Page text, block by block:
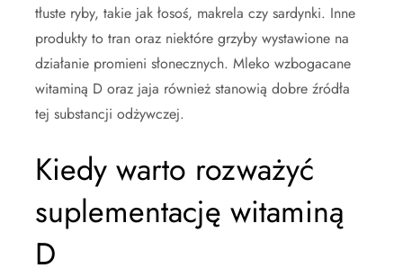
tłuste ryby, takie jak łosoś, makrela czy sardynki. Inne
produkty to tran oraz niektóre grzyby wystawione na
działanie promieni słonecznych. Mleko wzbogacane
witaminą D oraz jaja również stanowią dobre źródła
tej substancji odżywczej.
Kiedy warto rozważyć
suplementację witaminą
D